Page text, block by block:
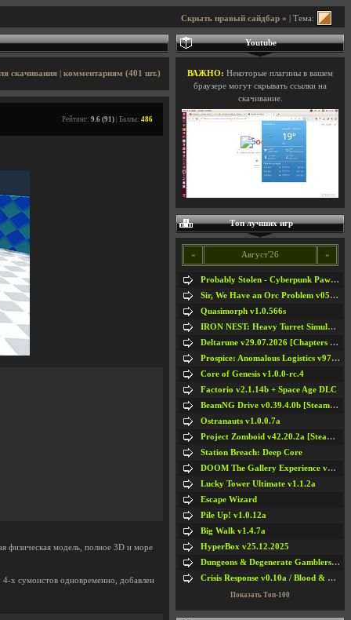
Скрыть правый сайдбар » | Тема:
скачивания комментариям (401 шт.)
Рейтинг: 9.6 (91) | Баллы: 486
физическая модель, полное 3D и море
х сумоистов одновременно, добавлен
Youtube
ВАЖНО: Некоторые плагины в вашем
браузере могут скрывать ссылки на
скачивание.
Топ лучших игр
« Август'26 »
Probably Stolen - Cyberpunk Pawnshop Simulator v048c [Playtest]
Sir, We Have an Orc Problem v05.08.2026
Quasimorph v1.0.566s
IRON NEST: Heavy Turret Simulator v1.0a
Deltarune v29.07.2026 [Chapters 1-5] / + RUS [Chapters 1-5]
Prospice: Anomalous Logistics v97 [Playtest]
Core of Genesis v1.0.0-rc.4
Factorio v2.1.14b + Space Age DLC
BeamNG Drive v0.39.4.0b [Steam Early Access]
Ostranauts v1.0.0.7a
Project Zomboid v42.20.2a [Steam Early Access]
Station Breach: Deep Core
DOOM The Gallery Experience v1.4.2
Lucky Tower Ultimate v1.1.2a
Escape Wizard
Pile Up! v1.0.12a
Big Walk v1.4.7a
HyperBox v25.12.2025
Dungeons & Degenerate Gamblers v2.0.2a
Crisis Response v0.10a / Blood & Bullet
Показать Топ-100